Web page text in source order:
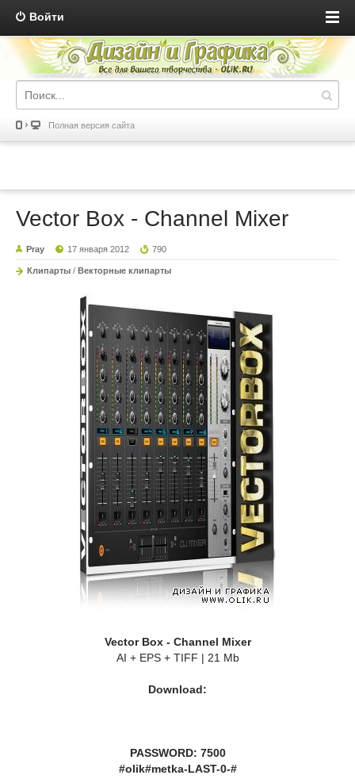
Войти
Полная версия сайта
Vector Box - Сhannel Mixer
Pray 17 января 2012 790
Клипарты / Векторные клипарты
Vector Box - Сhannel Mixer
AI + EPS + TIFF | 21 Mb
Download:
PASSWORD: 7500
#olik#metka-LAST-0-#